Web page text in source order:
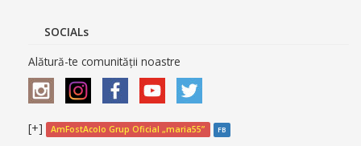
SOCIALs
Alătură-te comunității noastre
[+] AmFostAcolo Grup Oficial „maria55” FB